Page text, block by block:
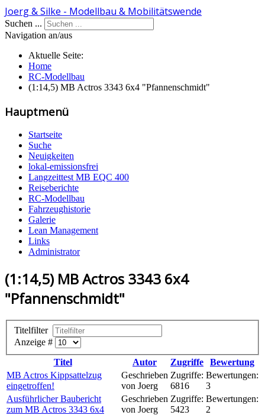
Joerg & Silke - Modellbau & Mobilitätswende
Suchen ...
Navigation an/aus
Aktuelle Seite:
Home
RC-Modellbau
(1:14,5) MB Actros 3343 6x4 "Pfannenschmidt"
Hauptmenü
Startseite
Suche
Neuigkeiten
lokal-emissionsfrei
Langzeittest MB EQC 400
Reiseberichte
RC-Modellbau
Fahrzeughistorie
Galerie
Lean Management
Links
Administrator
(1:14,5) MB Actros 3343 6x4
"Pfannenschmidt"
Titelfilter
Anzeige #
Titel
Autor Zugriffe
Bewertung
MB Actros Kippsattelzug
eingetroffen!
Geschrieben
von Joerg
Zugriffe:
6816
Bewertungen:
3
Ausführlicher Baubericht
zum MB Actros 3343 6x4
Geschrieben
von Joerg
Zugriffe:
5423
Bewertungen:
2